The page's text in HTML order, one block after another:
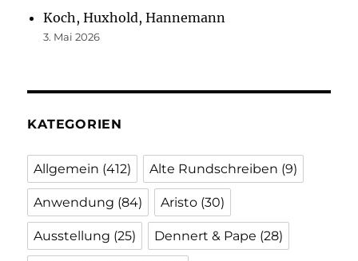
Koch, Huxhold, Hannemann
3. Mai 2026
KATEGORIEN
Allgemein (412) Alte Rundschreiben (9)
Anwendung (84) Aristo (30)
Ausstellung (25) Dennert & Pape (28)